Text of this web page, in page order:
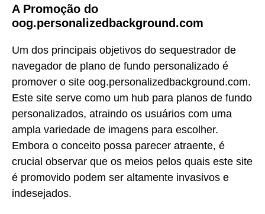
A Promoção do
oog.personalizedbackground.com
Um dos principais objetivos do sequestrador de
navegador de plano de fundo personalizado é
promover o site oog.personalizedbackground.com.
Este site serve como um hub para planos de fundo
personalizados, atraindo os usuários com uma
ampla variedade de imagens para escolher.
Embora o conceito possa parecer atraente, é
crucial observar que os meios pelos quais este site
é promovido podem ser altamente invasivos e
indesejados.